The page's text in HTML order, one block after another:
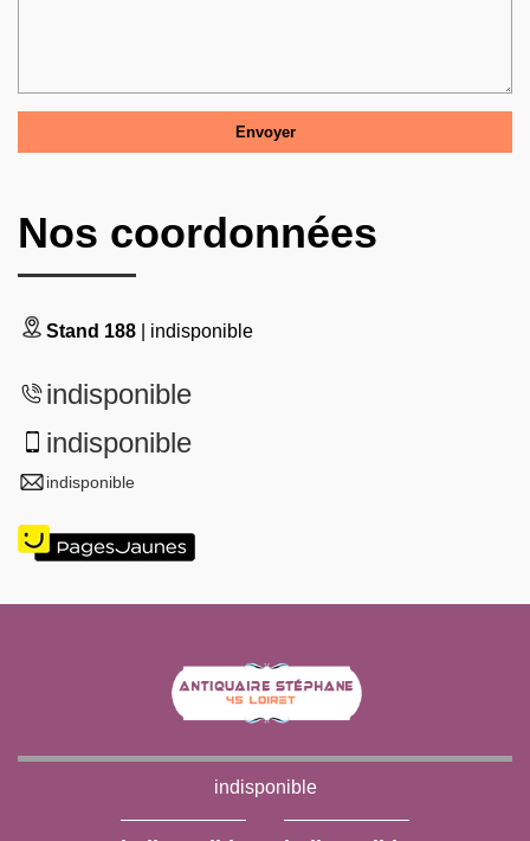
Nos coordonnées
Stand 188 | indisponible
indisponible
indisponible
indisponible
indisponible